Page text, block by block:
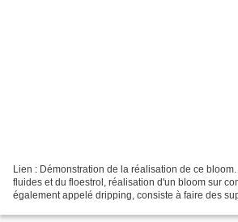
Lien : Démonstration de la réalisation de ce bloom. Avec des acryliques
fluides et du floestrol, réalisation d'un bloom sur
également appelé dripping, consiste à faire des